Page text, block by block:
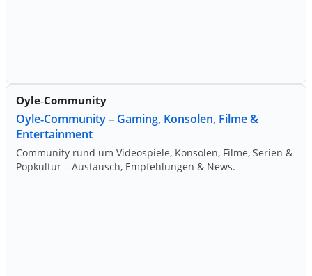
Oyle‑Community
Oyle‑Community – Gaming, Konsolen, Filme &
Entertainment
Community rund um Videospiele, Konsolen, Filme, Serien &
Popkultur – Austausch, Empfehlungen & News.